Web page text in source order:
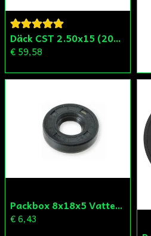
Däck CST 2.50x15 (20x250) Compact/Scoper/Mamba/Flakmoped
€ 59,58
Packbox 8x18x5 Vattenpump Aprilia/Derbi/Gilera (original)
€ 6,43